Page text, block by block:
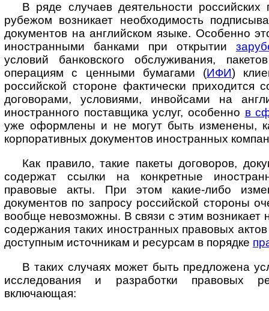
В ряде случаев деятельности
рубежом возникает необходимость
документов на английском языке. Особенно
иностранными банками при открытии
условий банковского обслуживания,
операциям с ценными бумагами (ИФИ)
российской стороне фактически приходится
договорами, условиями, инвойсами на
иностранного поставщика услуг, особенно в
уже оформлены и не могут быть изменены,
корпоративных документов иностранных
Как правило, такие пакеты договоров,
содержат ссылки на конкретные
правовые акты. При этом какие-либо
документов по запросу российской стороны
вообще невозможны. В связи с этим возникает
содержания таких иностранных правовых
доступным источникам и ресурсам в порядке
В таких случаях может быть предложена
исследования и разработки правовых
включающая: